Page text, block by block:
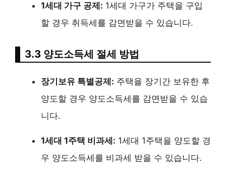
1세대 가구 공제: 1세대 가구가 주택을 구입
할 경우 취득세를 감면받을 수 있습니다.
3.3 양도소득세 절세 방법
장기보유 특별공제: 주택을 장기간 보유한 후
양도할 경우 양도소득세를 감면받을 수 있습
니다.
1세대 1주택 비과세: 1세대 1주택을 양도할 경
우 양도소득세를 비과세 받을 수 있습니다.